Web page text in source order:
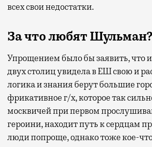
всех свои недостатки.
За что любят Шульман?
Упрощением было бы заявить, что
двух столиц увидела в ЕШ свою и
логика и знания берут большие
фрикативное г/х, которое так
москвичей при первом
героини, находит путь к сердцам
люди попроще, однако тоже кое-